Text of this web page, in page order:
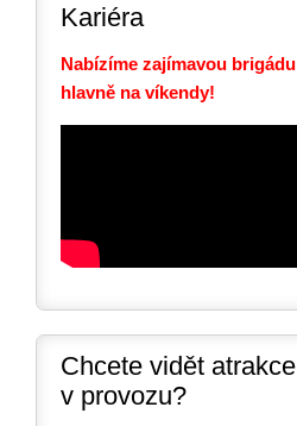
Kariéra
Nabízíme zajímavou brigádu
hlavně na víkendy!
Chcete vidět atrakce
v provozu?